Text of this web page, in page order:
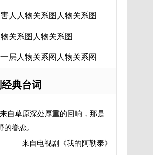
人人物关系图人物关系图
关系图人物关系图
层人物关系图人物关系图
典台词
自草原深处厚重的回响，那是
的眷恋。
—— 来自电视剧
《我的阿勒泰》